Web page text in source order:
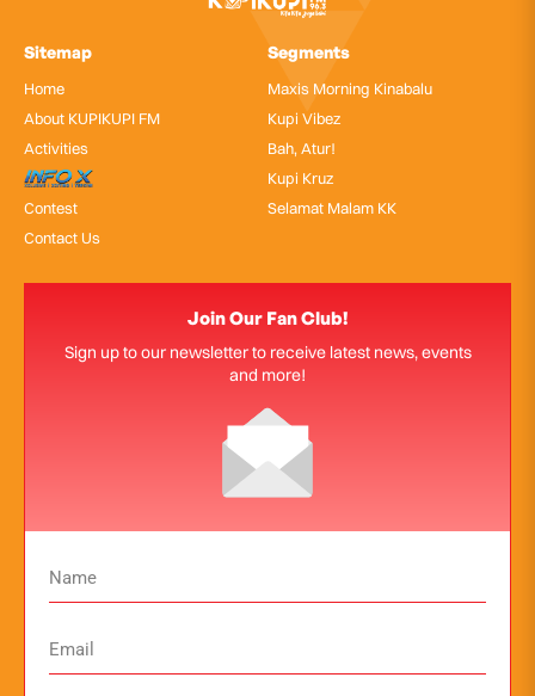
Sitemap
Home
About KUPIKUPI FM
Activities
InfoX
Contest
Contact Us
Segments
Maxis Morning Kinabalu
Kupi Vibez
Bah, Atur!
Kupi Kruz
Selamat Malam KK
Join Our Fan Club!
Sign up to our newsletter to receive latest news, events
and more!